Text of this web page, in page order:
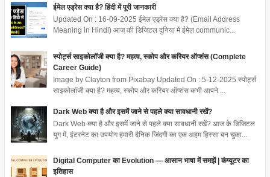
ईमेल एड्रेस क्या है? हिंदी में पूरी जानकारी
Updated On : 16-09-2025 ईमेल एड्रेस क्या है? (Email Address
Meaning in Hindi) आज की डिजिटल दुनिया में ईमेल communic...
स्पोर्ट्स साइकोलॉजी क्या है? महत्व, स्कोप और करियर ऑप्शंस (Complete
Career Guide)
Image by Clayton from Pixabay Updated On : 5-12-2025 स्पोर्ट्स
साइकोलॉजी क्या है? महत्व, स्कोप और करियर ऑप्शंस कभी आपने ...
Dark Web क्या है और इसमें जाने से पहले क्या सावधानी रखें?
Dark Web क्या है और इसमें जाने से पहले क्या सावधानी रखें? आज के डिजिटल
युग में, इंटरनेट का उपयोग हमारी दैनिक जिंदगी का एक अहम हिस्सा बन चुका...
Digital Computer का Evolution — आसान भाषा में समझें | कंप्यूटर का
इतिहास